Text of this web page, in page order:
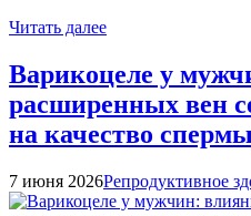
Читать далее
Варикоцеле у
расширенных вен
на качество спермы
7 июня 2026Репродуктивное